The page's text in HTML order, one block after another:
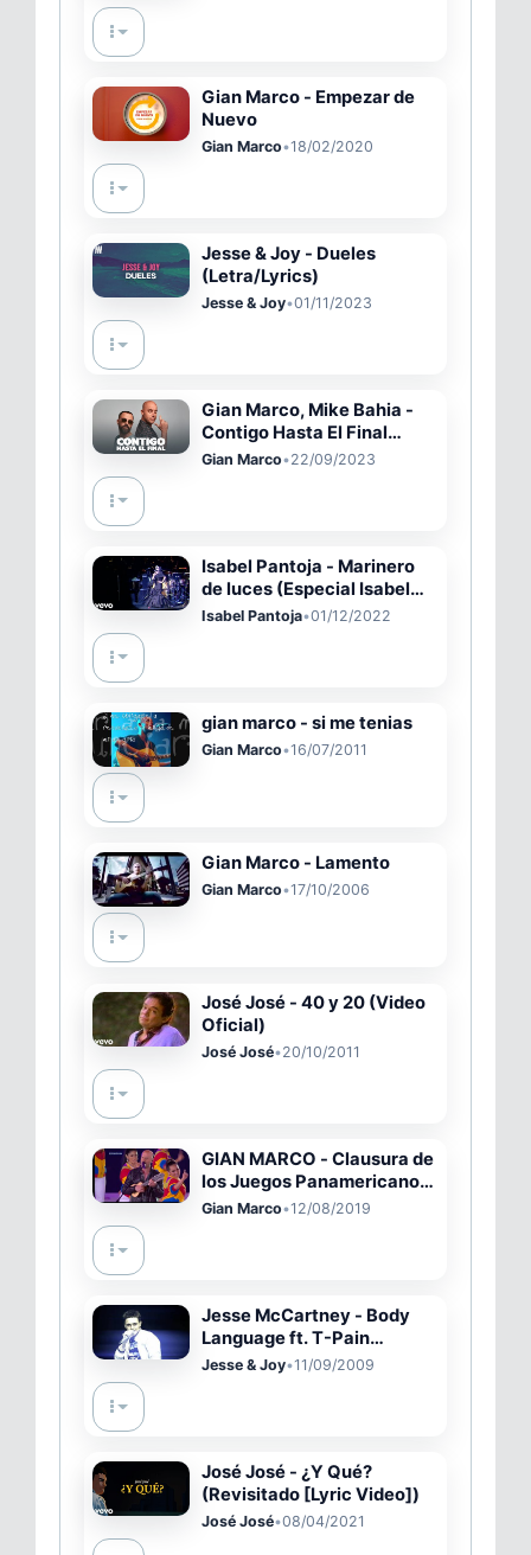
Gian Marco - Empezar de
Nuevo
Gian Marco•18/02/2020
Jesse & Joy - Dueles
(Letra/Lyrics)
Jesse & Joy•01/11/2023
Gian Marco, Mike Bahia -
Contigo Hasta El Final
(Video Oficial)
Gian Marco•22/09/2023
Isabel Pantoja - Marinero
de luces (Especial Isabel
Pantoja (TVE))
Isabel Pantoja•01/12/2022
gian marco - si me tenias
Gian Marco•16/07/2011
Gian Marco - Lamento
Gian Marco•17/10/2006
José José - 40 y 20 (Video
Oficial)
José José•20/10/2011
GIAN MARCO - Clausura de
los Juegos Panamericanos
Lima 2019 ( Completo HD )
Gian Marco•12/08/2019
Jesse McCartney - Body
Language ft. T-Pain
(Official Video)
Jesse & Joy•11/09/2009
José José - ¿Y Qué?
(Revisitado [Lyric Video])
José José•08/04/2021